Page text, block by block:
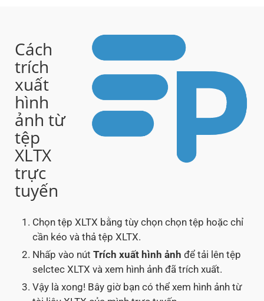
Cách
trích
xuất
hình
ảnh từ
tệp
XLTX
trực
tuyến
Chọn tệp XLTX bằng tùy chọn chọn tệp hoặc chỉ
cần kéo và thả tệp XLTX.
Nhấp vào nút Trích xuất hình ảnh để tải lên tệp
selctec XLTX và xem hình ảnh đã trích xuất.
Vậy là xong! Bây giờ bạn có thể xem hình ảnh từ